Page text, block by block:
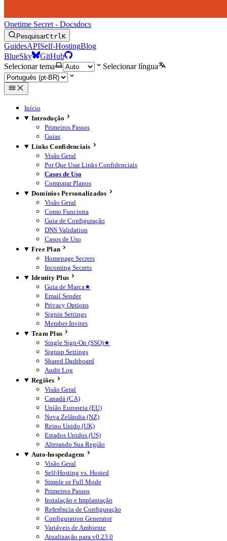
Onetime Secret - Docsdocs
PesquisarCtrlK
GuidesAPISelf-HostingBlog
BlueSky
GitHub
Selecionar tema
Selecionar língua
Início
Introdução
Primeiros Passos
Guias
Links Confidenciais
Visão Geral
Por Que Usar Links Confidenciais
Casos de Uso
Comparar Planos
Domínios Personalizados
Visão Geral
Como Funciona
Guia de Configuração
DNS Validation
Casos de Uso
Free Plan
Homepage Secrets
Incoming Secrets
Identity Plus
Guia de Marca★
Email Sender
Privacy Options
Signin Settings
Member Invites
Team Plus
Single Sign-On (SSO)★
Signup Settings
Shared Dashboard
Audit Log
Regiões
Visão Geral
Canadá (CA)
União Europeia (EU)
Nova Zelândia (NZ)
Reino Unido (UK)
Estados Unidos (US)
Alterando Sua Região
Auto-hospedagem
Visão Geral
Self-Hosting vs. Hosted
Simple or Full Mode
Primeiros Passos
Instalação e Implantação
Referência de Configuração
Configuration Generator
Variáveis de Ambiente
Atualização para v0.23.0